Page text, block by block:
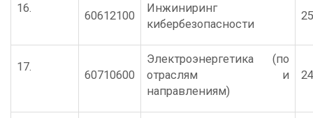
16.
60612100
Инжиниринг
кибербезопасности
17.
60710600
Электроэнергетика (по
отраслям и
направлениям)